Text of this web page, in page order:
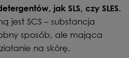
jak SLS, czy SLES.
jest SCS – substancja
sposób, ale mająca
na skórę.